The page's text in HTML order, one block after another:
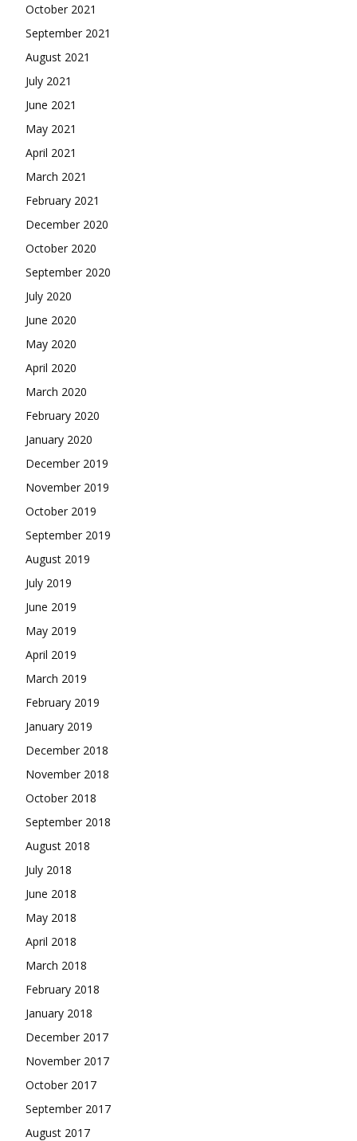
October 2021
September 2021
August 2021
July 2021
June 2021
May 2021
April 2021
March 2021
February 2021
December 2020
October 2020
September 2020
July 2020
June 2020
May 2020
April 2020
March 2020
February 2020
January 2020
December 2019
November 2019
October 2019
September 2019
August 2019
July 2019
June 2019
May 2019
April 2019
March 2019
February 2019
January 2019
December 2018
November 2018
October 2018
September 2018
August 2018
July 2018
June 2018
May 2018
April 2018
March 2018
February 2018
January 2018
December 2017
November 2017
October 2017
September 2017
August 2017